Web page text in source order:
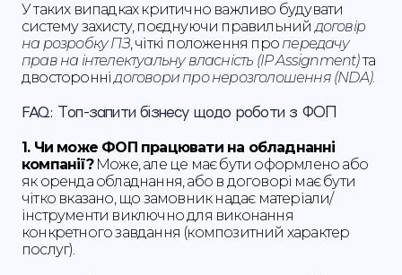
У таких випадках критично важливо будувати
систему захисту, поєднуючи правильнийдоговір
на розробку ПЗ, чіткі положення про передачу
прав на інтелектуальну власність (IP Assignment)та
двостороннідоговори про нерозголошення (NDA).
FAQ: Топ-запити бізнесу щодо роботи з ФОП
1. Чи може ФОП працювати на обладнанні
компанії?Може, але це має бути оформлено або
як оренда обладнання, або в договорі має бути
чітко вказано, що замовник надає матеріали/
інструменти виключно для виконання
конкретного завдання (композитний характер
послуг).